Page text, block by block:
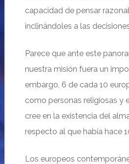
capacidad de pensar
inclinándoles a las
Parece que ante este
nuestra misión fuera un
embargo, 6 de cada 10
como personas religiosas y
cree en la existencia del
respecto al que había hace
Los europeos